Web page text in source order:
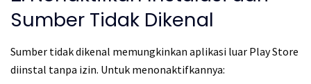
Sumber Tidak Dikenal
Sumber tidak dikenal memungkinkan aplikasi luar Play Store
diinstal tanpa izin. Untuk menonaktifkannya: